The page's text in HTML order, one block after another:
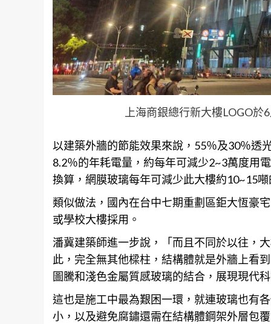
上海商銀總行新大樓LOGO於
以建築外牆的節能效果來說，55％及30％透
8.2％的年耗電量，約每年可減少2~3萬度用
換算，網膜玻璃每年可減少此大樓約10~15
類似做法，國內在台中七期重劃區鉅大恆豪
或學校大樓採用。
潘冀建築師進一步說，「而且不同於以往，
此，完全無其他樑柱，結構體就是外牆上看
圖騰和淺色金屬質感玻璃的結合，展現現代
這也是施工中最為艱困一環，就連玻璃也有
小，以及避免腐鏽還需在結構體鋼架外層包